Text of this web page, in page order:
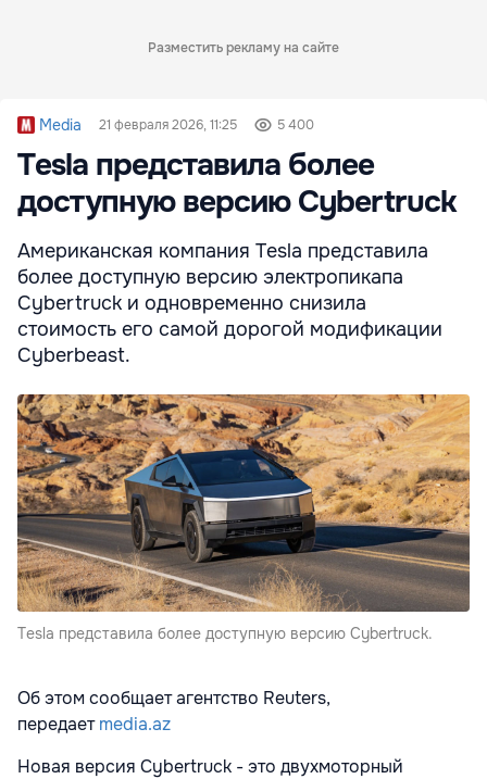
Разместить рекламу на сайте
Media 21 февраля 2026, 11:25 5 400
Tesla представила более
доступную версию Cybertruck
Американская компания Tesla представила
более доступную версию электропикапа
Cybertruck и одновременно снизила
стоимость его самой дорогой модификации
Cyberbeast.
Tesla представила более доступную версию Cybertruck.
Об этом сообщает агентство Reuters,
передаетmedia.az
Новая версия Cybertruck - это двухмоторный